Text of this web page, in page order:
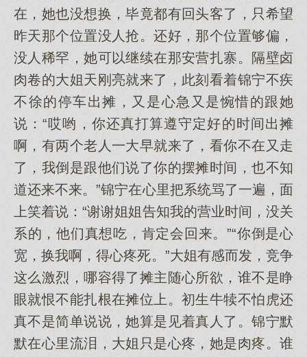
在，她也没想换，毕竟都有回头客了，只希望
昨天那个位置没人抢。还好，那个位置够偏，
没人稀罕，她可以继续在那安营扎寨。隔壁卤
肉卷的大姐天刚亮就来了，此刻看着锦宁不疾
不徐的停车出摊，又是心急又是惋惜的跟她
说：“哎哟，你还真打算遵守定好的时间出摊
啊，有两个老人一大早就来了，看你不在又走
了，我倒是跟他们说了你的摆摊时间，也不知
道还来不来。”锦宁在心里把系统骂了一遍，面
上笑着说：“谢谢姐姐告知我的营业时间，没关
系的，他们真想吃，肯定会回来。”“你倒是心
宽，换我啊，得心疼死。”大姐有感而发，竞争
这么激烈，哪容得了摊主随心所欲，谁不是睁
眼就恨不能扎根在摊位上。初生牛犊不怕虎还
真不是简单说说，她算是见着真人了。锦宁默
默在心里流泪，大姐只是心疼，她是肉疼。谁